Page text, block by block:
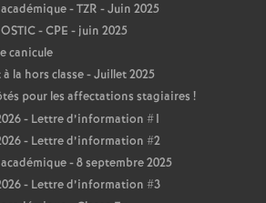
- TZR - Juin 2025
- CPE - juin 2025
canicule
la hors classe - Juillet 2025
pour les affectations stagiaires !
- Lettre d’information #1
- Lettre d’information #2
- 8 septembre 2025
- Lettre d’information #3